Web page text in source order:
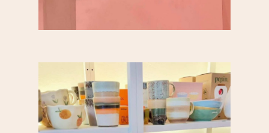
Saint-Blaise / Réunion